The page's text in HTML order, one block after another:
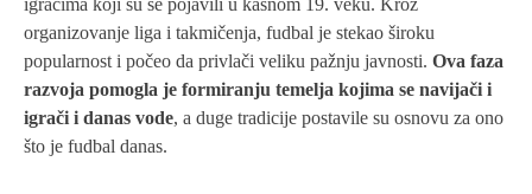
igračima koji su se pojavili u kasnom 19. veku. Kroz
organizovanje liga i takmičenja, fudbal je stekao široku
popularnost i počeo da privlači veliku pažnju javnosti. Ova faza
razvoja pomogla je formiranju temelja kojima se navijači i
igrači i danas vode, a duge tradicije postavile su osnovu za ono
što je fudbal danas.